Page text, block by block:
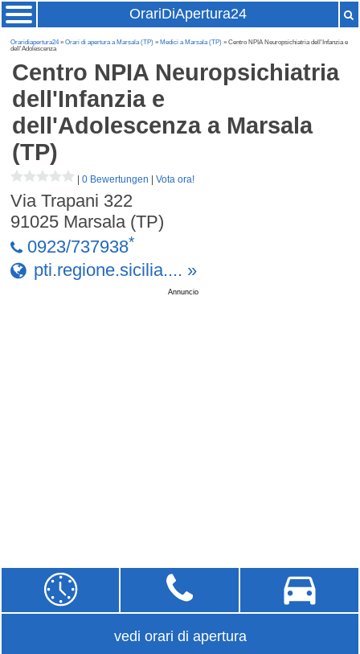
OrariDiApertura24
Oraridiapertura24»Orari di apertura a Marsala (TP) » Medici a Marsala (TP) » Centro NPIA Neuropsichiatria dell'Infanzia e
dell'Adolescenza
Centro NPIA Neuropsichiatria
dell'Infanzia e
dell'Adolescenzaa Marsala
(TP)
|0 Bewertungen |Vota ora!
Via Trapani 322
91025 Marsala (TP)
0923/737938*
pti.regione.sicilia.... »
Annuncio
vedi orari di apertura